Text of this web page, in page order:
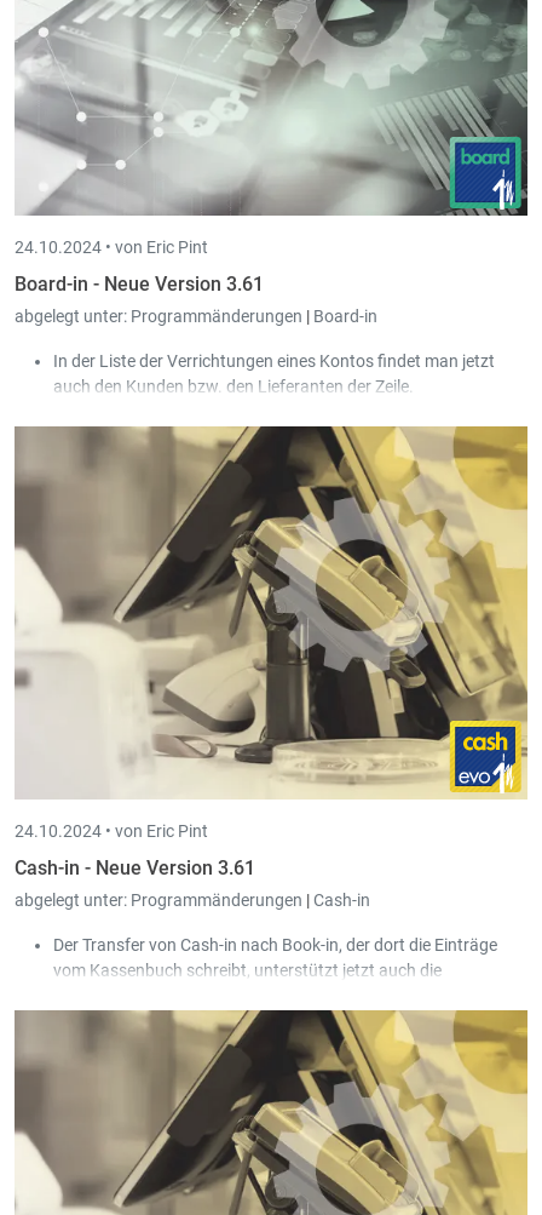
24.10.2024 • von Eric Pint
Board-in - Neue Version 3.61
abgelegt unter: Programmänderungen | Board-in
In der Liste der Verrichtungen eines Kontos findet man jetzt
auch den Kunden bzw. den Lieferanten der Zeile.
Kolonne mit deren MwSt.-Nr., auf die man auch suchen kann.
Das Fakturationmodul unterstützt ab jetzt auch den Peppol
Versand. Dh, die Kunden einer Fiduciaire können über Board-in
Rechnungen erstellen, und diese via Peppol versenden.
24.10.2024 • von Eric Pint
Cash-in - Neue Version 3.61
abgelegt unter: Programmänderungen |Cash-in
Der Transfer von Cash-in nach Book-in, der dort die Einträge
vom Kassenbuch schreibt, unterstützt jetzt auch die